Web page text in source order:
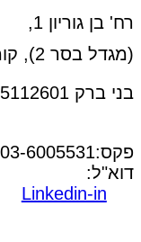
רח' בן גוריון 1,
(מגדל בסר 2), קומה 19
בני ברק 5112601
פקס:03-6005531
דוא"ל:
Linkedin-in